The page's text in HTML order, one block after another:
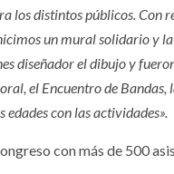
los distintos públicos. Con
un mural solidario y la
diseñador el dibujo y
el Encuentro de Bandas,
con las actividades».
con más de 500